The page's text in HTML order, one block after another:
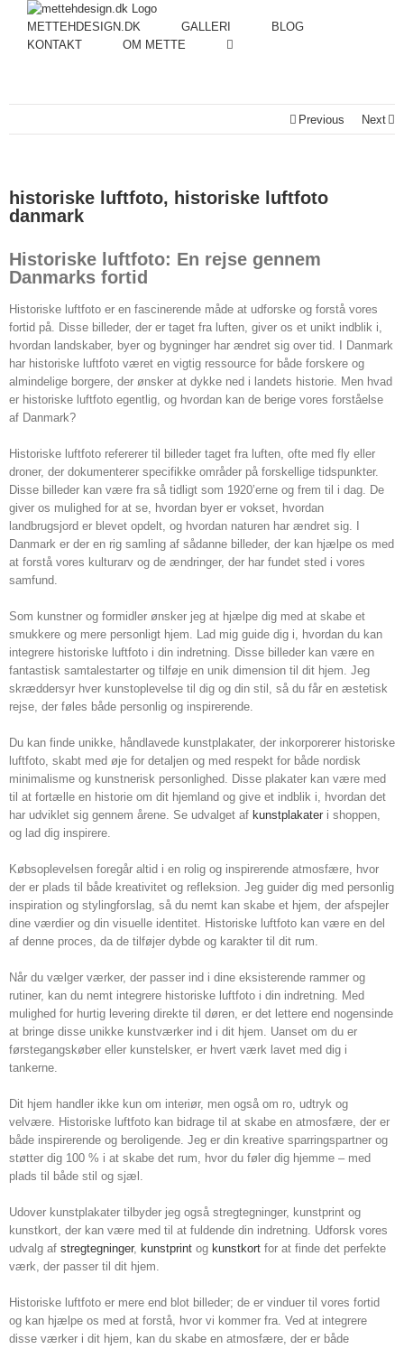
METTEHDESIGN.DK GALLERI
BLOG
KONTAKT
OM METTE
Previous Next
historiske luftfoto, historiske luftfoto
danmark
Historiske luftfoto: En rejse gennem
Danmarks fortid
Historiske luftfoto er en fascinerende måde at udforske og forstå vores
fortid på. Disse billeder, der er taget fra luften, giver os et unikt indblik i,
hvordan landskaber, byer og bygninger har ændret sig over tid. I Danmark
har historiske luftfoto været en vigtig ressource for både forskere og
almindelige borgere, der ønsker at dykke ned i landets historie. Men hvad
er historiske luftfoto egentlig, og hvordan kan de berige vores forståelse
af Danmark?
Historiske luftfoto refererer til billeder taget fra luften, ofte med fly eller
droner, der dokumenterer specifikke områder på forskellige tidspunkter.
Disse billeder kan være fra så tidligt som 1920’erne og frem til i dag. De
giver os mulighed for at se, hvordan byer er vokset, hvordan
landbrugsjord er blevet opdelt, og hvordan naturen har ændret sig. I
Danmark er der en rig samling af sådanne billeder, der kan hjælpe os med
at forstå vores kulturarv og de ændringer, der har fundet sted i vores
samfund.
Som kunstner og formidler ønsker jeg at hjælpe dig med at skabe et
smukkere og mere personligt hjem. Lad mig guide dig i, hvordan du kan
integrere historiske luftfoto i din indretning. Disse billeder kan være en
fantastisk samtalestarter og tilføje en unik dimension til dit hjem. Jeg
skræddersyr hver kunstoplevelse til dig og din stil, så du får en æstetisk
rejse, der føles både personlig og inspirerende.
Du kan finde unikke, håndlavede kunstplakater, der inkorporerer historiske
luftfoto, skabt med øje for detaljen og med respekt for både nordisk
minimalisme og kunstnerisk personlighed. Disse plakater kan være med
til at fortælle en historie om dit hjemland og give et indblik i, hvordan det
har udviklet sig gennem årene. Se udvalget af kunstplakater i shoppen,
og lad dig inspirere.
Købsoplevelsen foregår altid i en rolig og inspirerende atmosfære, hvor
der er plads til både kreativitet og refleksion. Jeg guider dig med personlig
inspiration og stylingforslag, så du nemt kan skabe et hjem, der afspejler
dine værdier og din visuelle identitet. Historiske luftfoto kan være en del
af denne proces, da de tilføjer dybde og karakter til dit rum.
Når du vælger værker, der passer ind i dine eksisterende rammer og
rutiner, kan du nemt integrere historiske luftfoto i din indretning. Med
mulighed for hurtig levering direkte til døren, er det lettere end nogensinde
at bringe disse unikke kunstværker ind i dit hjem. Uanset om du er
førstegangskøber eller kunstelsker, er hvert værk lavet med dig i
tankerne.
Dit hjem handler ikke kun om interiør, men også om ro, udtryk og
velvære. Historiske luftfoto kan bidrage til at skabe en atmosfære, der er
både inspirerende og beroligende. Jeg er din kreative sparringspartner og
støtter dig 100 % i at skabe det rum, hvor du føler dig hjemme – med
plads til både stil og sjæl.
Udover kunstplakater tilbyder jeg også stregtegninger, kunstprint og
kunstkort, der kan være med til at fuldende din indretning. Udforsk vores
udvalg af stregtegninger, kunstprint og kunstkort for at finde det perfekte
værk, der passer til dit hjem.
Historiske luftfoto er mere end blot billeder; de er vinduer til vores fortid
og kan hjælpe os med at forstå, hvor vi kommer fra. Ved at integrere
disse værker i dit hjem, kan du skabe en atmosfære, der er både